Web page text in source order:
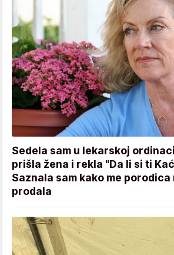
Sedela sam u lekarskoj
prišla žena i rekla "Da li si ti
Saznala sam kako me
prodala